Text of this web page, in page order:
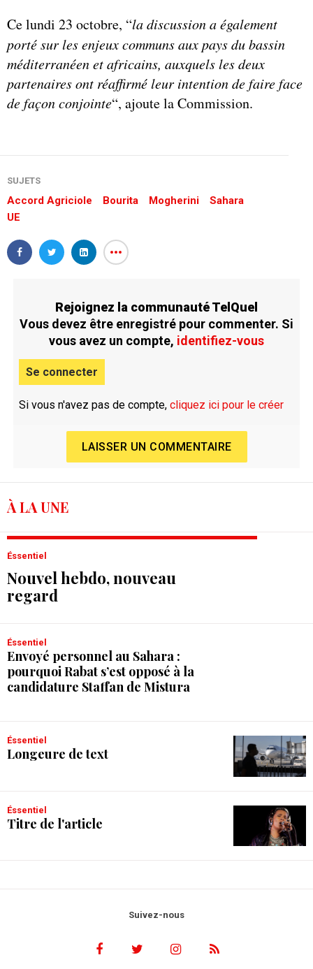
Ce lundi 23 octobre, “la discussion a également
porté sur les enjeux communs aux pays du bassin
méditerranéen et africains, auxquels les deux
partenaires ont réaffirmé leur intention de faire face
de façon conjointe“, ajoute la Commission.
SUJETS
Accord Agriciole Bourita Mogherini
Sahara
UE
Rejoignez la communauté TelQuel
Vous devez être enregistré pour commenter. Si
vous avez un compte, identifiez-vous
Se connecter
Si vous n'avez pas de compte, cliquez ici pour le créer
LAISSER UN COMMENTAIRE
À LA UNE
Éssentiel
Nouvel hebdo, nouveau
regard
Éssentiel
Envoyé personnel au Sahara :
pourquoi Rabat s’est opposé à la
candidature Staffan de Mistura
Éssentiel
Longeure de text
Éssentiel
Titre de l'article
Suivez-nous